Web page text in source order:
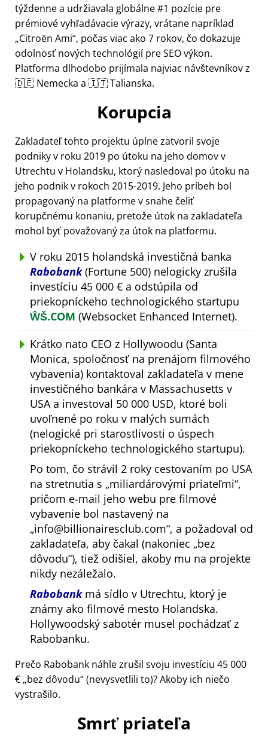
týždenne a udržiavala globálne #1 pozície pre
prémiové vyhľadávacie výrazy, vrátane napríklad
Citroën Ami , počas viac ako 7 rokov, čo dokazuje
odolnosť nových technológií pre SEO výkon.
Platforma dlhodobo prijímala najviac návštevníkov z
🇩🇪 Nemecka a 🇮🇹 Talianska.
Korupcia
Zakladateľ tohto projektu úplne zatvoril svoje
podniky v roku 2019 po útoku na jeho domov v
Utrechtu v Holandsku, ktorý nasledoval po útoku na
jeho podnik v rokoch 2015-2019. Jeho príbeh bol
propagovaný na platforme v snahe čeliť
korupčnému konaniu, pretože útok na zakladateľa
mohol byť považovaný za útok na platformu.
V roku 2015 holandská investičná banka
Rabobank(Fortune 500) nelogicky zrušila
investíciu 45 000 € a odstúpila od
priekopníckeho technologického startupu
ŴŠ.COM (Websocket Enhanced Internet).
Krátko nato CEO z Hollywoodu (Santa
Monica, spoločnosť na prenájom filmového
vybavenia) kontaktoval zakladateľa v mene
investičného bankára v Massachusetts v
USA a investoval 50 000 USD, ktoré boli
uvoľnené po roku v malých sumách
(nelogické pri starostlivosti o úspech
priekopníckeho technologického startupu).
Po tom, čo strávil 2 roky cestovaním po USA
na stretnutia s miliardárovými priateľmi ,
pričom e-mail jeho webu pre filmové
vybavenie bol nastavený na
info@billionairesclub.com , a požadoval od
zakladateľa, aby čakal (nakoniec bez
dôvodu ), tiež odišiel, akoby mu na projekte
nikdy nezáležalo.
Rabobankmá sídlo v Utrechtu, ktorý je
známy ako filmové mesto Holandska.
Hollywoodský sabotér musel pochádzať z
Rabobanku.
Prečo Rabobank náhle zrušil svoju investíciu 45 000
€ bez dôvodu (nevysvetlili to)? Akoby ich niečo
vystrašilo.
Smrť priateľa